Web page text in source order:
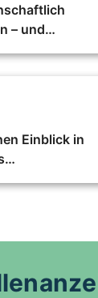
– und
bei der
Einblick in